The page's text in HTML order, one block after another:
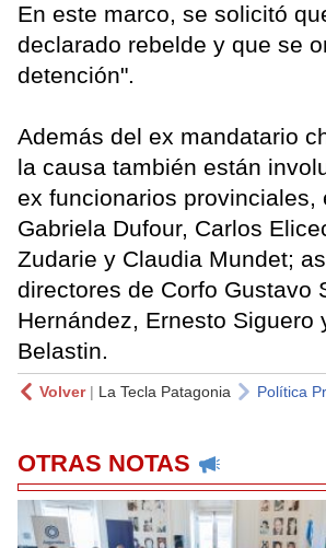
En este marco, se solicitó
declarado rebelde y que se
detención".
Además del ex mandatario
la causa también están
ex funcionarios provinciales,
Gabriela Dufour, Carlos
Zudarie y Claudia Mundet;
directores de Corfo Gustavo
Hernández, Ernesto Siguero
Belastin.
Volver| La Tecla Patagonia Política
OTRAS NOTAS